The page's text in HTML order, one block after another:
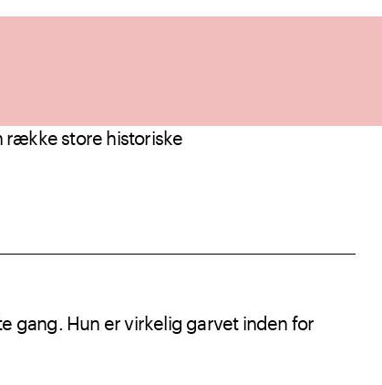
række store historiske
gang. Hun er virkelig garvet inden for